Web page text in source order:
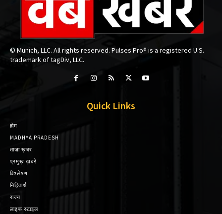
© Munich, LLC. All rights reserved. Pulses Pro® is a registered U.S.
trademark of tagDiv, LLC.
Quick Links
होम
MADHYA PRADESH
ताज़ा ख़बर
प्रमुख़ ख़बरे
विश्लेषण
निहितार्थ
राज्य
लाइफ स्टाइल